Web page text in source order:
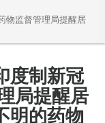
物监督管理局提醒居
度制新冠
局提醒居
明的药物